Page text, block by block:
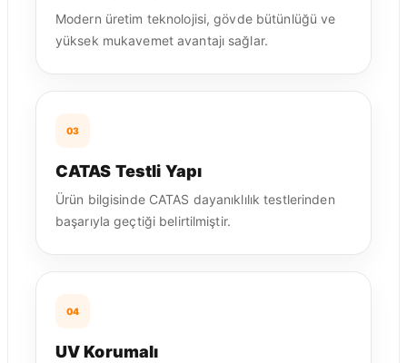
Modern üretim teknolojisi, gövde bütünlüğü ve
yüksek mukavemet avantajı sağlar.
03
CATAS Testli Yapı
Ürün bilgisinde CATAS dayanıklılık testlerinden
başarıyla geçtiği belirtilmiştir.
04
UV Korumalı